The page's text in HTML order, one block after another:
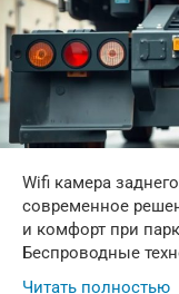
Wifi камера
современное
и комфорт при
Беспроводные
Читать полностью